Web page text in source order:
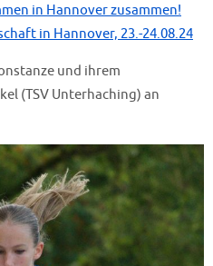
in Hannover zusammen!
in Hannover, 23.-24.08.24
und ihrem
(TSV Unterhaching) an